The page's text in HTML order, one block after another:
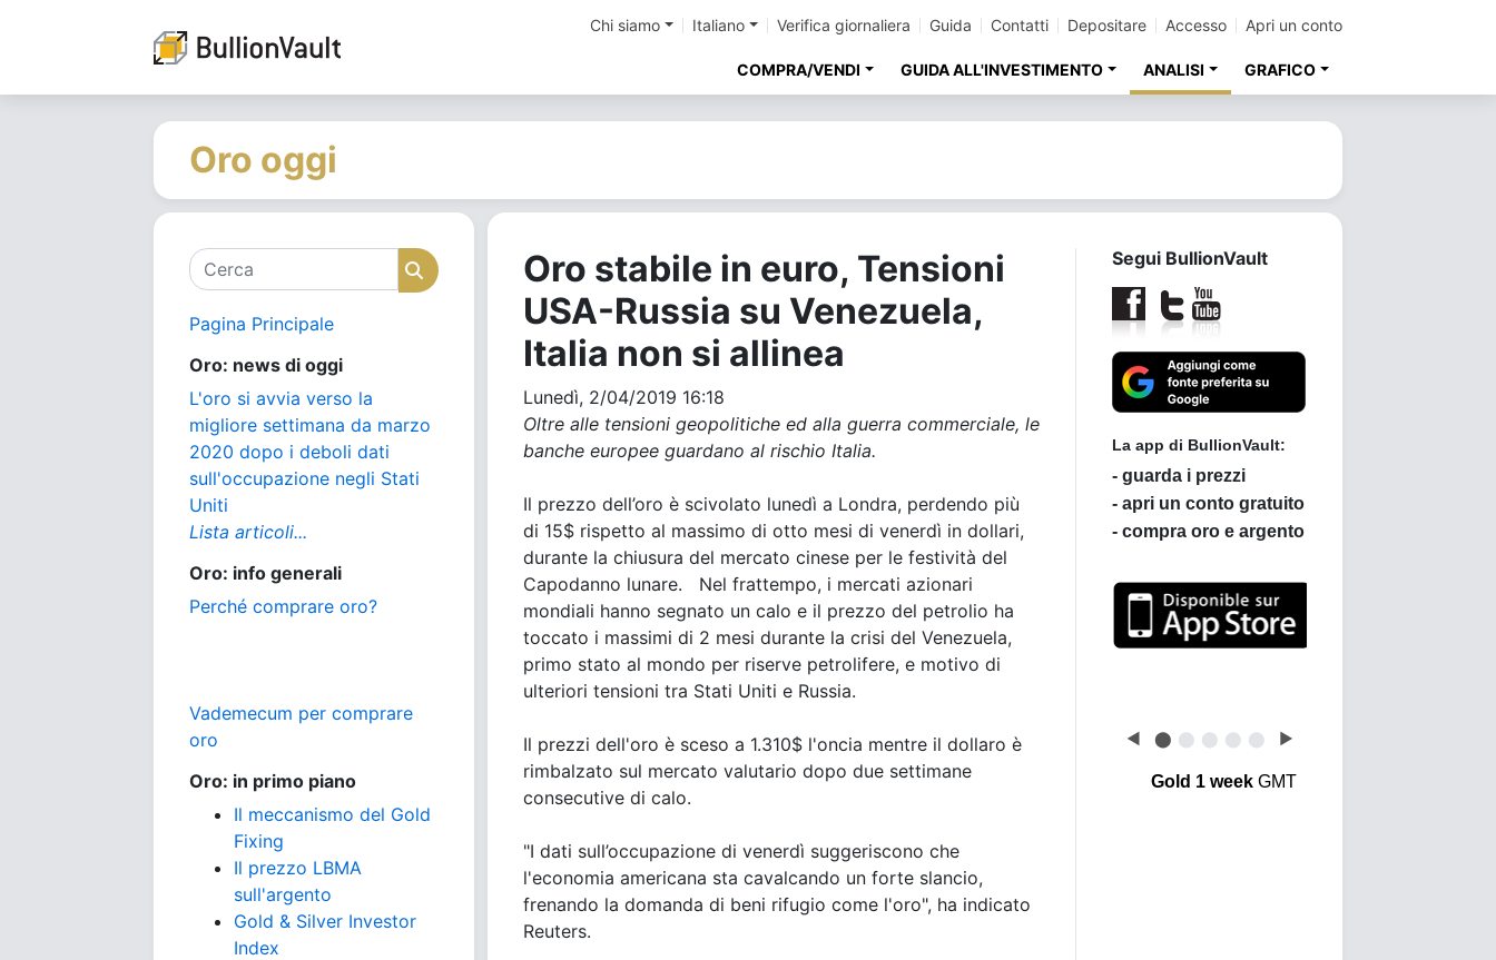
Chi siamo Italiano Verifica giornaliera Guida Contatti Depositare Accesso Apri un conto
COMPRA/VENDI GUIDA ALL'INVESTIMENTO ANALISI GRAFICO
Oro oggi
Cerca Cerca
Pagina Principale
Oro: news di oggi
L'oro si avvia verso la
migliore settimana da marzo
2020 dopo i deboli dati
sull'occupazione negli Stati
Uniti
Lista articoli...
Oro: info generali
Perché comprare oro?
Vademecum per comprare
oro
Oro: in primo piano
Il meccanismo del Gold
Fixing
Il prezzo LBMA
sull'argento
Gold & Silver Investor
Index
Oro stabile in euro, Tensioni
USA-Russia su Venezuela,
Italia non si allinea
Lunedì, 2/04/2019 16:18
Oltre alle tensioni geopolitiche ed alla guerra commerciale, le
banche europee guardano al rischio Italia.
Il prezzo dell’oro è scivolato lunedì a Londra, perdendo più
di 15$ rispetto al massimo di otto mesi di venerdì in dollari,
durante la chiusura del mercato cinese per le festività del
Capodanno lunare. Nel frattempo, i mercati azionari
mondiali hanno segnato un calo e il prezzo del petrolio ha
toccato i massimi di 2 mesi durante la crisi del Venezuela,
primo stato al mondo per riserve petrolifere, e motivo di
ulteriori tensioni tra Stati Uniti e Russia.
Il prezzi dell'oro è sceso a 1.310$ l'oncia mentre il dollaro è
rimbalzato sul mercato valutario dopo due settimane
consecutive di calo.
"I dati sull’occupazione di venerdì suggeriscono che
l'economia americana sta cavalcando un forte slancio,
frenando la domanda di beni rifugio come l'oro", ha indicato
Reuters.
Segui BullionVault
Leggi le opinioni dei
clienti di BullionVault
◀ ⬤ ⬤ ⬤ ⬤ ⬤ ▶
Gold 1 weekGMT